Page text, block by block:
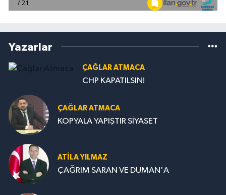
Yazarlar
ÇAĞLAR ATMACA
CHP KAPATILSIN!
ÇAĞLAR ATMACA
KOPYALA YAPIŞTIR SİYASET
ATILA YILMAZ
ÇAĞRIM SARAN VE DUMAN'A